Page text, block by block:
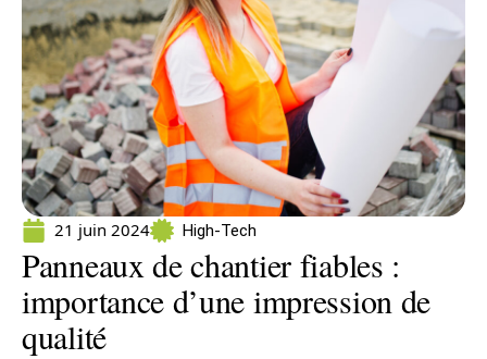
21 juin 2024 High-Tech
Panneaux de chantier fiables :
importance d’une impression de
qualité